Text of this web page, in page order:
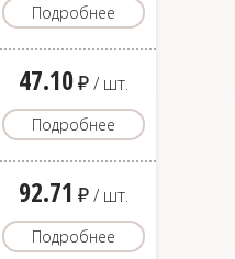
Подробнее
47.10д/ шт.
Подробнее
92.71 д/ шт.
Подробнее